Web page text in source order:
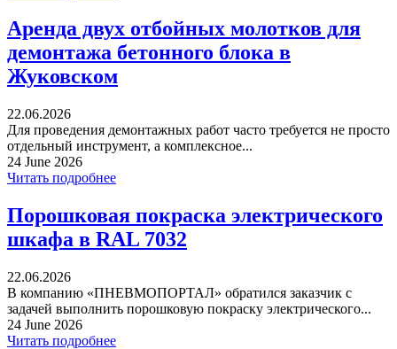
Аренда двух отбойных молотков для
демонтажа бетонного блока в
Жуковском
22.06.2026
Для проведения демонтажных работ часто требуется не просто
отдельный инструмент, а комплексное...
24 June 2026
Читать подробнее
Порошковая покраска электрического
шкафа в RAL 7032
22.06.2026
В компанию «ПНЕВМОПОРТАЛ» обратился заказчик с
задачей выполнить порошковую покраску электрического...
24 June 2026
Читать подробнее